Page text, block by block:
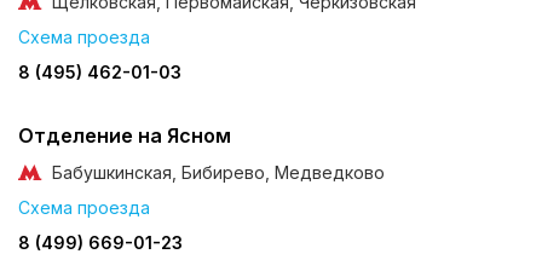
Схема проезда
8 (495) 462-01-03
Отделение на Ясном
Бабушкинская, Бибирево, Медведково
Схема проезда
8 (499) 669-01-23